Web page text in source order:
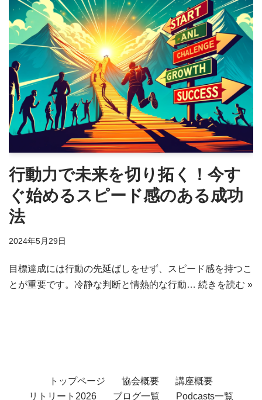
行動力で未来を切り拓く！今す
ぐ始めるスピード感のある成功
法
2024年5月29日
目標達成には行動の先延ばしをせず、スピード感を持つこ
とが重要です。冷静な判断と情熱的な行動… 続きを読む »
トップページ 協会概要
講座概要
リトリート2026
ブログ一覧 Podcasts一覧